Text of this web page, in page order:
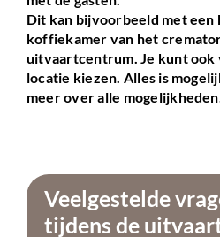
Dit kan bijvoorbeeld met een
koffiekamer van het
uitvaartcentrum. Je kunt ook
locatie kiezen. Alles is
meer over alle
Veelgestelde
tijdens de